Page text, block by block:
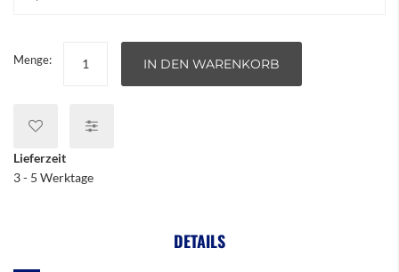
Menge: IN DEN WARENKORB
Lieferzeit
3 - 5 Werktage
DETAILS